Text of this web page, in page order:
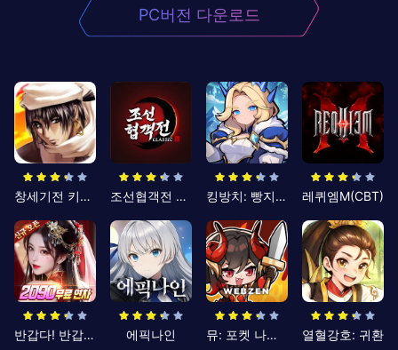
PC버전 다운로드
창세기전 키우기 조선협객전 클래식 킹방치: 빵지의 제왕 레퀴엠M(CBT)
반갑다! 반갑삼국지 에픽나인 뮤: 포켓 나이츠 열혈강호: 귀환